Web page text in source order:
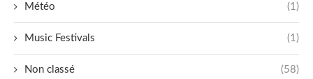
Météo (1)
Music Festivals (1)
Non classé (58)